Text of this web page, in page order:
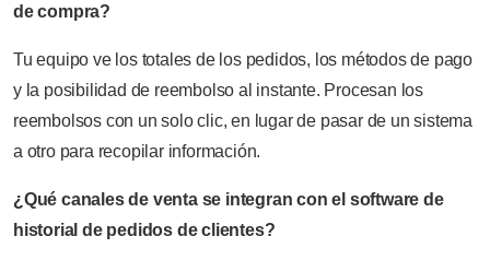
de compra?
Tu equipo ve los totales de los pedidos, los métodos de pago
y la posibilidad de reembolso al instante. Procesan los
reembolsos con un solo clic, en lugar de pasar de un sistema
a otro para recopilar información.
¿Qué canales de venta se integran con el software de
historial de pedidos de clientes?